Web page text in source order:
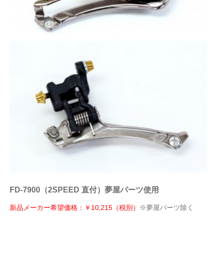
FD-7900（2SPEED 直付）夢屋パーツ使用
新品メーカー希望価格：￥10,215（税別） ※夢屋パーツ除く